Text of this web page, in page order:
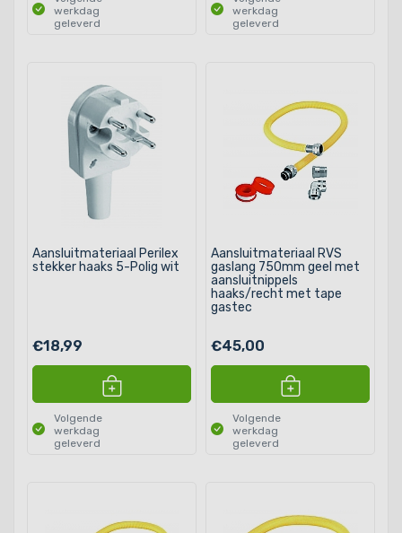
werkdag
geleverd
werkdag
geleverd
Aansluitmateriaal Perilex
stekker haaks 5-Polig wit
€18,99
Volgende
werkdag
geleverd
Aansluitmateriaal RVS
gaslang 750mm geel met
aansluitnippels
haaks/recht met tape
gastec
€45,00
Volgende
werkdag
geleverd